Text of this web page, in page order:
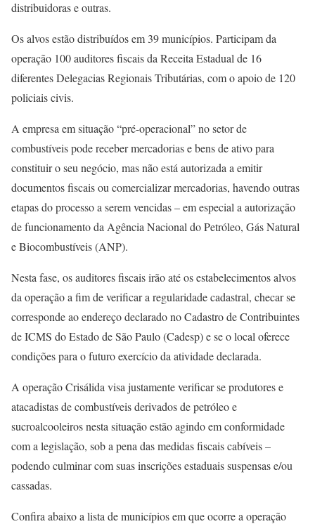
distribuidoras e outras.
Os alvos estão distribuídos em 39 municípios. Participam da
operação 100 auditores fiscais da Receita Estadual de 16
diferentes Delegacias Regionais Tributárias, com o apoio de 120
policiais civis.
A empresa em situação “pré-operacional” no setor de
combustíveis pode receber mercadorias e bens de ativo para
constituir o seu negócio, mas não está autorizada a emitir
documentos fiscais ou comercializar mercadorias, havendo outras
etapas do processo a serem vencidas – em especial a autorização
de funcionamento da Agência Nacional do Petróleo, Gás Natural
e Biocombustíveis (ANP).
Nesta fase, os auditores fiscais irão até os estabelecimentos alvos
da operação a fim de verificar a regularidade cadastral, checar se
corresponde ao endereço declarado no Cadastro de Contribuintes
de ICMS do Estado de São Paulo (Cadesp) e se o local oferece
condições para o futuro exercício da atividade declarada.
A operação Crisálida visa justamente verificar se produtores e
atacadistas de combustíveis derivados de petróleo e
sucroalcooleiros nesta situação estão agindo em conformidade
com a legislação, sob a pena das medidas fiscais cabíveis –
podendo culminar com suas inscrições estaduais suspensas e/ou
cassadas.
Confira abaixo a lista de municípios em que ocorre a operação